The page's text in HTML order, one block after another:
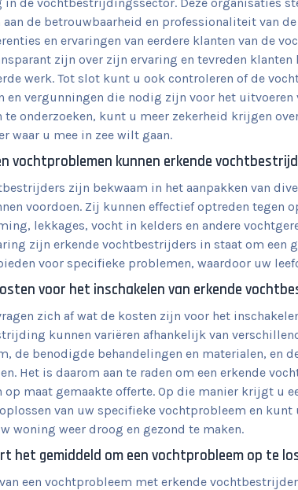
de betrouwbaarheid en professionaliteit van
en ervaringen van eerdere klanten van de
zijn over zijn ervaring en tevreden
werk. Tot slot kunt u ook controleren of de
en vergunningen die nodig zijn voor het
te onderzoeken, kunt u meer zekerheid krijgen
waar u mee in zee wilt gaan.
vochtproblemen kunnen erkende
zijn bekwaam in het aanpakken van
voordoen. Zij kunnen effectief optreden tegen
lekkages, vocht in kelders en andere
zijn erkende vochtbestrijders in staat om een
voor specifieke problemen, waardoor uw
voor het inschakelen van erkende
zich af wat de kosten zijn voor het
kunnen variëren afhankelijk van
de benodigde behandelingen en materialen, en
Het is daarom aan te raden om een erkende
op maat gemaakte offerte. Op die manier krijgt u
van uw specifieke vochtprobleem en
woning weer droog en gezond te maken.
het gemiddeld om een vochtprobleem op te
een vochtprobleem met erkende